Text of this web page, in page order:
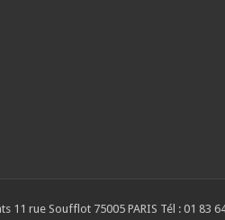
11 rue Soufflot 75005 PARIS Tél : 01 83